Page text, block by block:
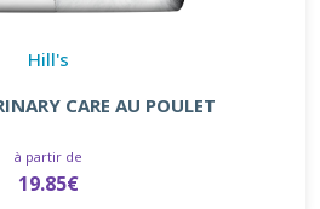
Hill's
CARE AU POULET
à partir de
19.85€